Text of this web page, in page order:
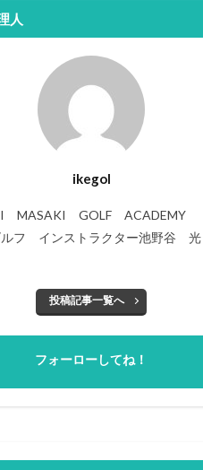
人
ikegol
MASAKI GOLF ACADEMY
ルフ インストラクター池野谷 光
投稿記事一覧へ
フォーローしてね！